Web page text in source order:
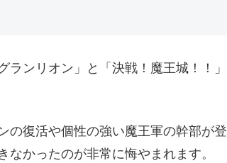
ンリオン」と「決戦！魔王城！！」
の復活や個性の強い魔王軍の幹部が登
かったのが非常に悔やまれます。